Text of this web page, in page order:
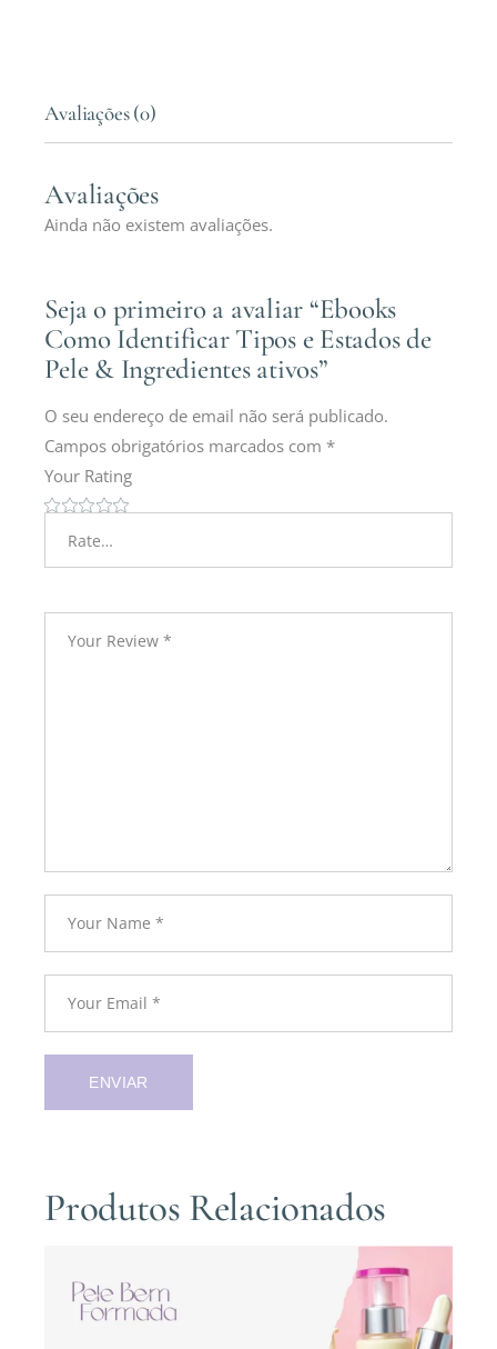
Avaliações (0)
Avaliações
Ainda não existem avaliações.
Seja o primeiro a avaliar “Ebooks
Como Identificar Tipos e Estados de
Pele & Ingredientes ativos”
O seu endereço de email não será publicado.
Campos obrigatórios marcados com *
Your Rating
ENVIAR
Produtos Relacionados